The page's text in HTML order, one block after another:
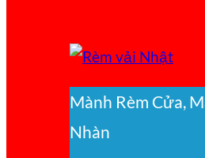
Mành Rèm Cửa,
Nhàn